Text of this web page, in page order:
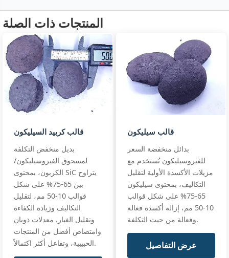
foundry
powder
Silicon
Carbon
40/20
Si40 C20 ·
0‑8mm
Si:
40% min (39‑42%)
C:
20% ±1%
Size:
0‑8mm (bulk)
full data
economy
custom blend
standards
المنتجات ذات الصلة
قالب كربيد السيليكون
بديل منخفض التكلفة
لمسحوق الفيروسيليكون/
الكربون، بمحتوى SiC يتراوح
بين 65-75% على شكل
قوالب 10-50 مم، لتقليل
التكاليف وزيادة الكفاءة
وتقليل الغبار. معدلات ذوبان
وامتصاص أفضل من المنتجات
الحبيبية، وتفاعل أكثر اكتمالاً.
قالب سيليكون
بدائل منخفضة السعر
للفيروسيليكون تُستخدم مع
مزيلات الأكسدة الأولية لتقليل
التكاليف، بمحتوى سيليكون
65-75% على شكل قوالب
10-50 مم، إزالة أكسدة فعالة
وفعالة من حيث التكلفة.
عرض التفاصيل